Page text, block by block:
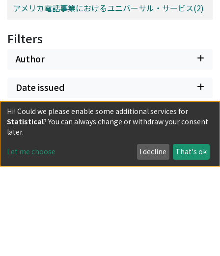
アメリカ電話事業におけるユニバーサル・サービス(2)
Filters
Author
Date issued
Classification
Hi! Could we please enable some additional services for
Statistical? You can always change or withdraw your consent
later.
Let me choose I decline That's ok